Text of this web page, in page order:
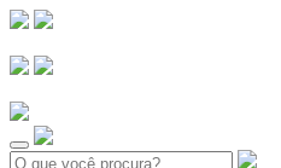
Search: